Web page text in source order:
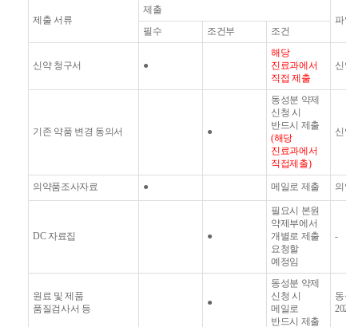
제출 서류
제출
파일
필수
조건부 조건
신약 청구서 ●
해당
진료과에서
직접 제출
신약
기존 약품 변경 동의서 ●
동성분 약제
신청 시
반드시 제출
(해당
진료과에서
직접제출)
신약
의약품조사자료 ● 메일로 제출 의약
DC 자료집 ●
필요시 본원
약제부에서
개별로 제출
요청할
예정임
-
원료 및 제품
품질검사서 등
●
동성분 약제
신청 시
메일로
반드시 제출
동성
2022